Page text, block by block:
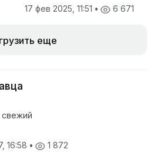
17 фев 2025, 11:51 • 6 671
еще
свежий
16:58 • 1 872